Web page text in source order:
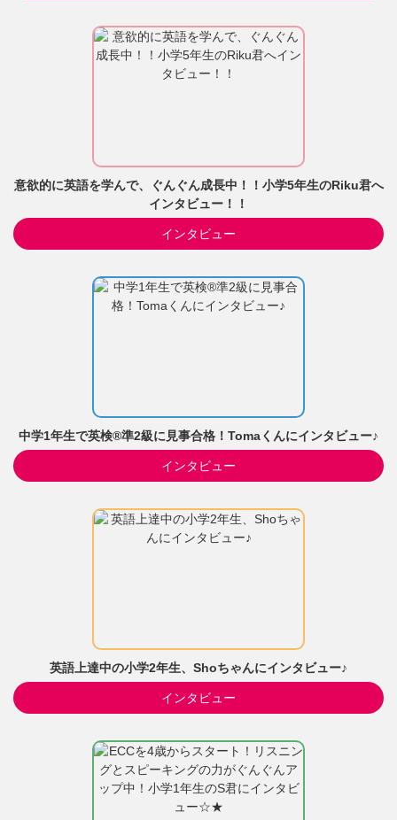
意欲的に英語を学んで、ぐんぐん成長中！！小学5年生のRiku君へ
インタビュー！！
インタビュー
中学1年生で英検®準2級に見事合格！Tomaくんにインタビュー♪
インタビュー
英語上達中の小学2年生、Shoちゃんにインタビュー♪
インタビュー